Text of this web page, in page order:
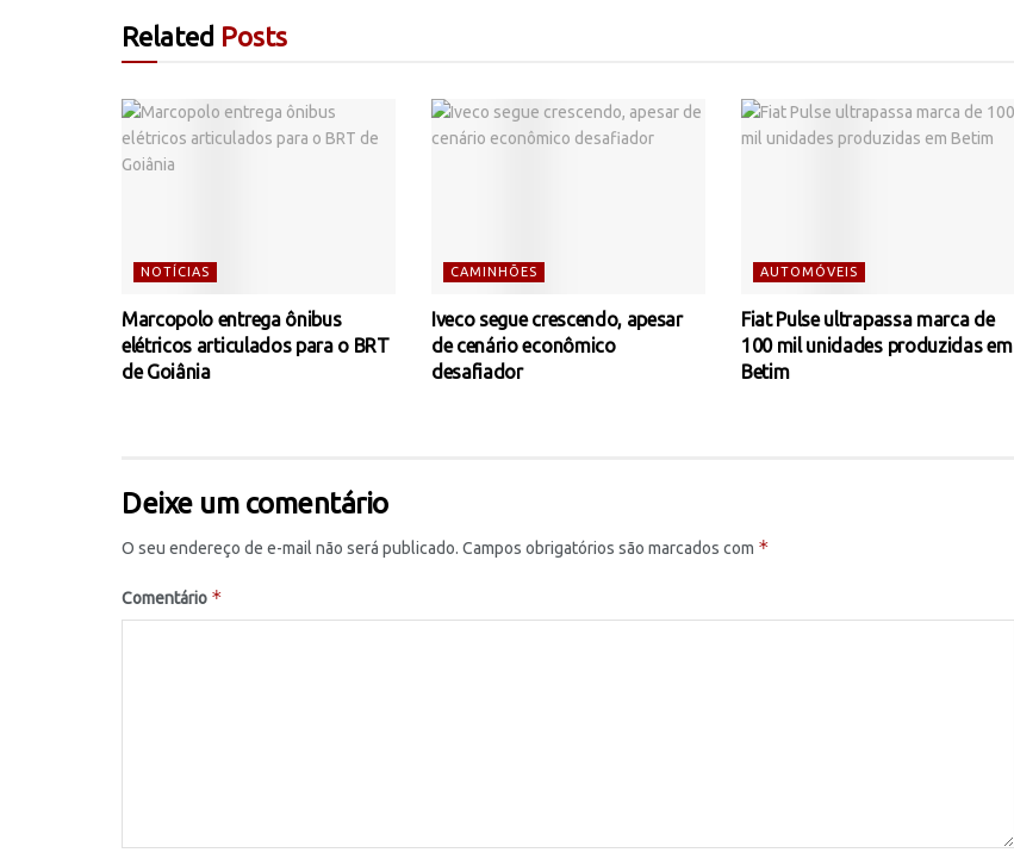
Related Posts
NOTÍCIAS
Marcopolo entrega ônibus
elétricos articulados para o BRT
de Goiânia
CAMINHÕES
Iveco segue crescendo, apesar
de cenário econômico
desafiador
AUTOMÓVEIS
Fiat Pulse ultrapassa marca de
100 mil unidades produzidas em
Betim
Deixe um comentário
O seu endereço de e-mail não será publicado. Campos obrigatórios são marcados com *
Comentário *